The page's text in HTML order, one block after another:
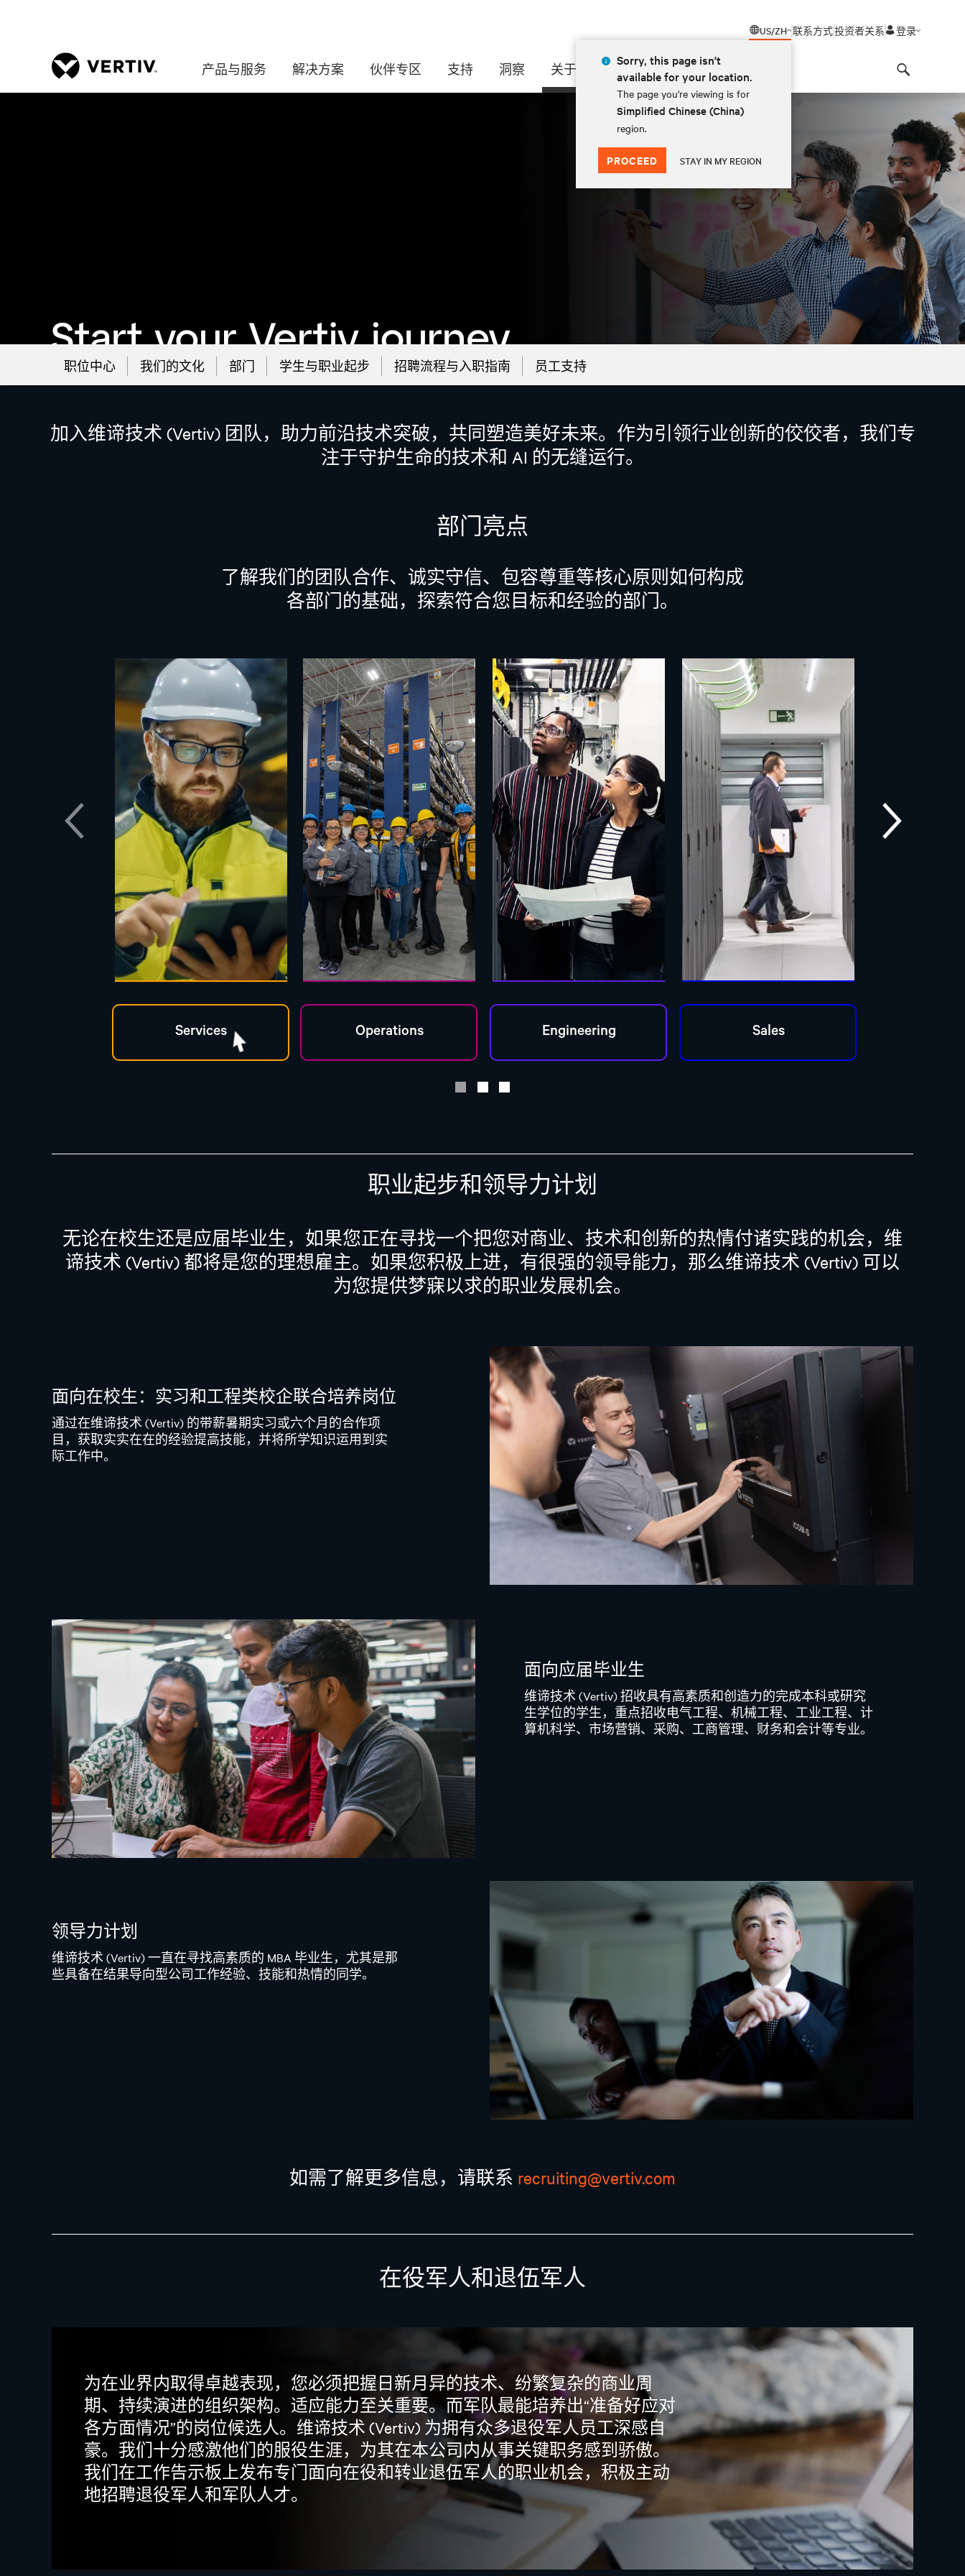
US/ZH
Sorry, this page isn't
available for your location.
The page you're viewing is for
Simplified Chinese (China)
region.
PROCEED STAY IN MY REGION
联系方式投资者关系 登录
产品与服务 解决方案 伙伴专区 支持 洞察 关于
职位中心 我们的文化 部门 学生与职业起步 招聘流程与入职指南 员工支持
加入维谛技术 (Vertiv) 团队，助力前沿技术突破，共同塑造美好未来。作为引领行业创新的佼佼者，我们专
注于守护生命的技术和 AI 的无缝运行。
部门亮点
了解我们的团队合作、诚实守信、包容尊重等核心原则如何构成
各部门的基础，探索符合您目标和经验的部门。
职业起步和领导力计划
无论在校生还是应届毕业生，如果您正在寻找一个把您对商业、技术和创新的热情付诸实践的机会，维
谛技术 (Vertiv) 都将是您的理想雇主。如果您积极上进，有很强的领导能力，那么维谛技术 (Vertiv) 可以
为您提供梦寐以求的职业发展机会。
面向在校生：实习和工程类校企联合培养岗位
通过在维谛技术 (Vertiv) 的带薪暑期实习或六个月的合作项
目，获取实实在在的经验提高技能，并将所学知识运用到实
际工作中。
面向应届毕业生
维谛技术 (Vertiv) 招收具有高素质和创造力的完成本科或研究
生学位的学生，重点招收电气工程、机械工程、工业工程、计
算机科学、市场营销、采购、工商管理、财务和会计等专业。
领导力计划
维谛技术 (Vertiv) 一直在寻找高素质的 MBA 毕业生，尤其是那
些具备在结果导向型公司工作经验、技能和热情的同学。
如需了解更多信息，请联系 recruiting@vertiv.com
在役军人和退伍军人
为在业界内取得卓越表现，您必须把握日新月异的技术、纷繁复杂的商业周
期、持续演进的组织架构。适应能力至关重要。而军队最能培养出“准备好应对
各方面情况”的岗位候选人。维谛技术 (Vertiv) 为拥有众多退役军人员工深感自
豪。我们十分感激他们的服役生涯，为其在本公司内从事关键职务感到骄傲。
我们在工作告示板上发布专门面向在役和转业退伍军人的职业机会，积极主动
地招聘退役军人和军队人才。